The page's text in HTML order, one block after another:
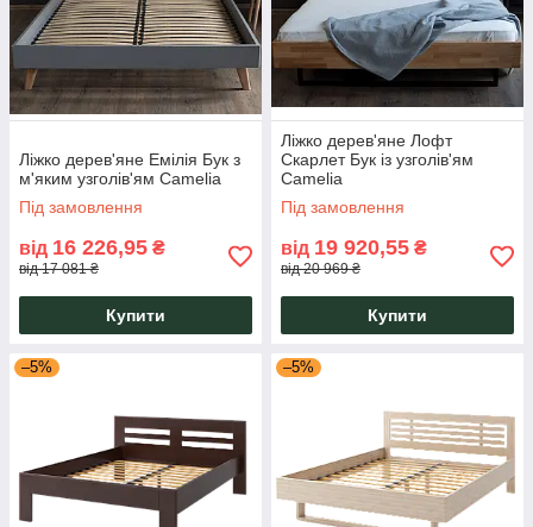
Ліжко дерев'яне Емілія Бук з
м'яким узголів'ям Camelia
Під замовлення
від 16 226,95 ₴
від 17 081 ₴
Купити
Ліжко дерев'яне Лофт
Скарлет Бук із узголів'ям
Camelia
Під замовлення
від 19 920,55 ₴
від 20 969 ₴
Купити
–5% –5%